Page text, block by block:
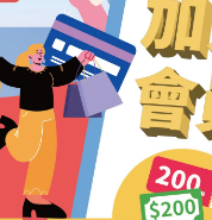
最新文章
選購吃
2
25歲後